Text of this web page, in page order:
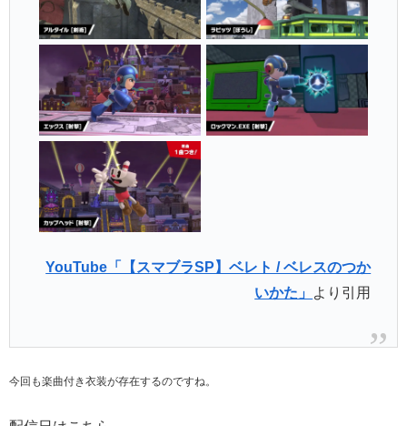
YouTube「【スマブラSP】ベレト / ベレスのつか
いかた」 より引用
今回も楽曲付き衣装が存在するのですね。